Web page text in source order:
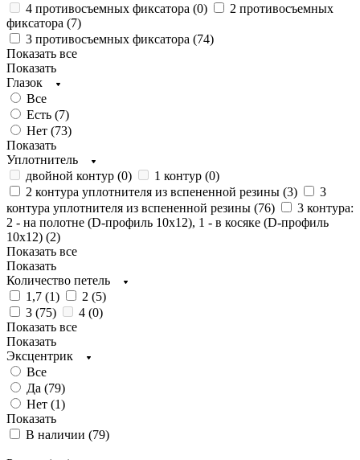
4 противосъемных фиксатора (0)
2 противосъемных
фиксатора (7)
3 противосъемных фиксатора (74)
Показать все
Показать
Глазок
Все
Есть (7)
Нет (73)
Показать
Уплотнитель
двойной контур (0) 1 контур (0)
2 контура уплотнителя из вспененной резины (3)
3
контура уплотнителя из вспененной резины (76)
3 контура:
2 - на полотне (D-профиль 10х12), 1 - в косяке (D-профиль
10х12) (2)
Показать все
Показать
Количество петель
1,7 (1) 2 (5)
3 (75) 4 (0)
Показать все
Показать
Эксцентрик
Все
Да (79)
Нет (1)
Показать
В наличии (79)